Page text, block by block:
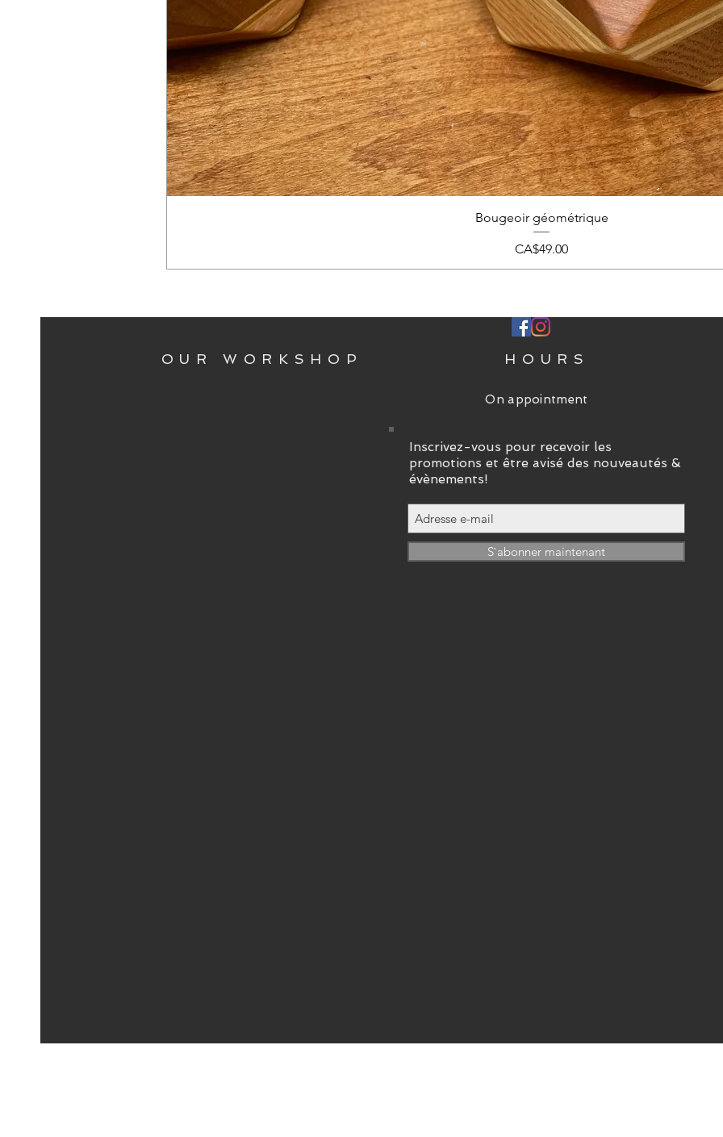
Bougeoir géométrique
Price
CA$49.00
OUR WORKSHOP HOURS
On appointment
Inscrivez-vous pour recevoir les
promotions et être avisé des nouveautés &
évènements!
S`abonner maintenant